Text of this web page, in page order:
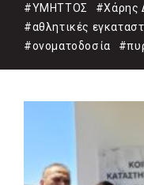
#ΥΜΗΤΤΟΣ
#Χάρης
#αθλητικές
#ονοματοδοσία